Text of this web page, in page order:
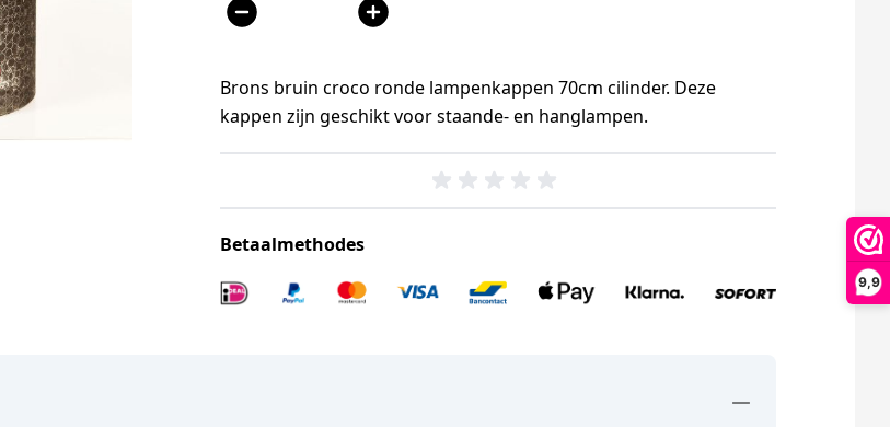
9,9
Aantal
Brons bruin croco ronde lampenkappen 70cm cilinder. Deze
kappen zijn geschikt voor staande- en hanglampen.
Betaalmethodes